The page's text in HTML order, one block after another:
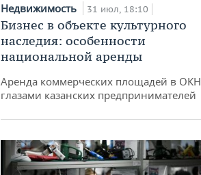
Недвижимость 31 июл, 18:10
Бизнес в объекте культурного
наследия: особенности
национальной аренды
Аренда коммерческих площадей в ОКН
глазами казанских предпринимателей